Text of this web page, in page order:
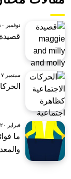
نوفمبر ١٠, ٢٠٢١
قصيدة maggie and milly and molly and may
سبتمبر ٠٧, ٢٠٢١
فبراير ٢٠, ٢٠٢٤
ما